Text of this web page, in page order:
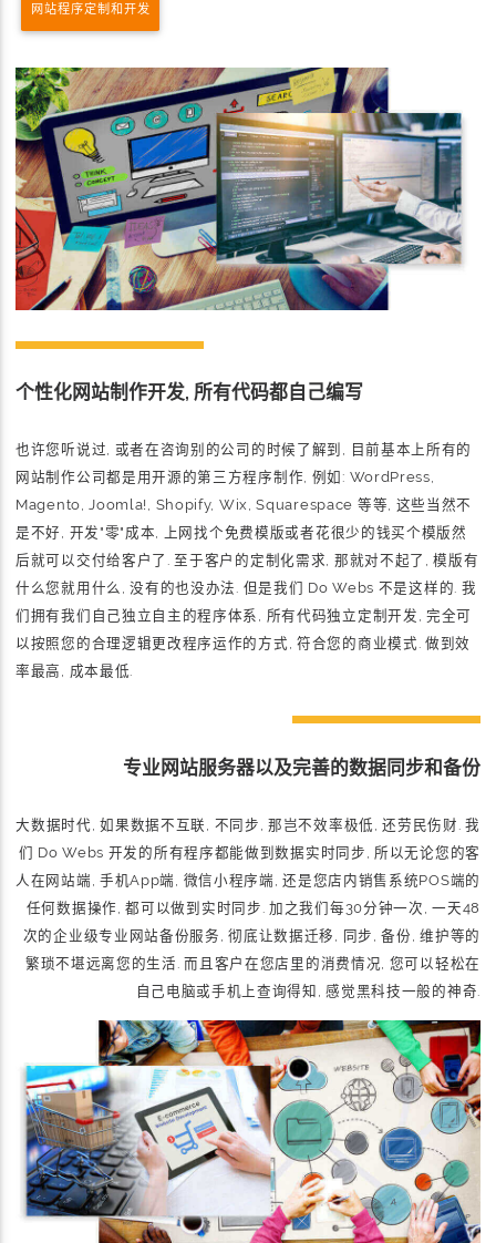
网站程序定制和开发
个性化网站制作开发, 所有代码都自己编写
也许您听说过, 或者在咨询别的公司的时候了解到, 目前基本上所有的
网站制作公司都是用开源的第三方程序制作, 例如: WordPress,
Magento, Joomla!, Shopify, Wix, Squarespace 等等, 这些当然不
是不好, 开发"零"成本, 上网找个免费模版或者花很少的钱买个模版然
后就可以交付给客户了. 至于客户的定制化需求, 那就对不起了, 模版有
什么您就用什么, 没有的也没办法. 但是我们 Do Webs 不是这样的. 我
们拥有我们自己独立自主的程序体系, 所有代码独立定制开发, 完全可
以按照您的合理逻辑更改程序运作的方式, 符合您的商业模式. 做到效
率最高, 成本最低.
专业网站服务器以及完善的数据同步和备份
大数据时代, 如果数据不互联, 不同步, 那岂不效率极低, 还劳民伤财. 我
们 Do Webs 开发的所有程序都能做到数据实时同步, 所以无论您的客
人在网站端, 手机App端, 微信小程序端, 还是您店内销售系统POS端的
任何数据操作, 都可以做到实时同步. 加之我们每30分钟一次, 一天48
次的企业级专业网站备份服务, 彻底让数据迁移, 同步, 备份, 维护等的
繁琐不堪远离您的生活. 而且客户在您店里的消费情况, 您可以轻松在
自己电脑或手机上查询得知, 感觉黑科技一般的神奇.